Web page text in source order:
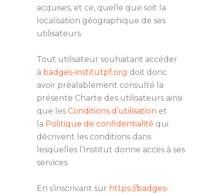
acquises, et ce, quelle que soit la
localisation géographique de ses
utilisateurs.
Tout utilisateur souhaitant accéder
à badges-institutpf.org doit donc
avoir préalablement consulté la
présente Charte des utilisateurs ainsi
que les Conditions d’utilisation et
la Politique de confidentialité qui
décrivent les conditions dans
lesquelles l’Institut donne accès à ses
services.
En s’inscrivant sur https://badges-